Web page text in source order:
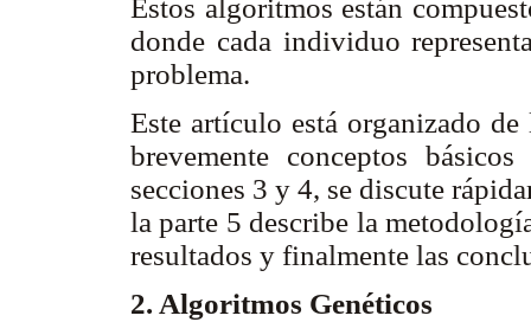
Estos algoritmos están
donde cada individuo
problema.
Este artículo está organizado
brevemente conceptos
secciones 3 y 4, se discute
la parte 5 describe la
resultados y finalmente las
2. Algoritmos Genéticos